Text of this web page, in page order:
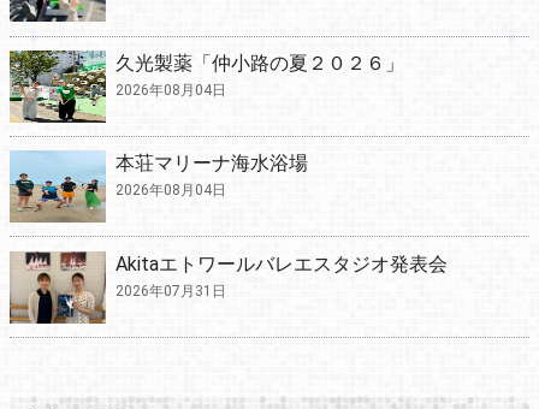
久光製薬「仲小路の夏２０２６」
2026年08月04日
本荘マリーナ海水浴場
2026年08月04日
Akitaエトワールバレエスタジオ発表会
2026年07月31日